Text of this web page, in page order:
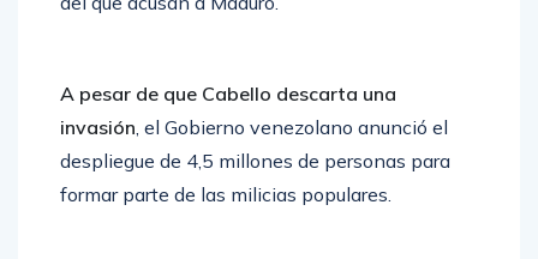
A pesar de que Cabello descarta una
invasión, el Gobierno venezolano anunció el
despliegue de 4,5 millones de personas para
formar parte de las milicias populares.